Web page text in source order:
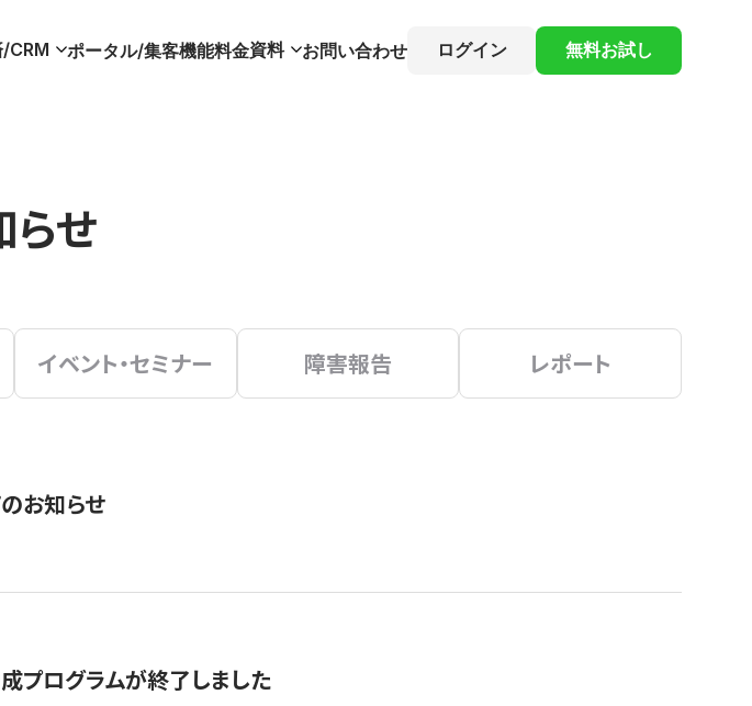
CRM ポータル/集客機能料金資料 お問い合わせ ログイン 無料お試し
らせ
イベント・セミナー 障害報告 レポート
お知らせ
プログラムが終了しました